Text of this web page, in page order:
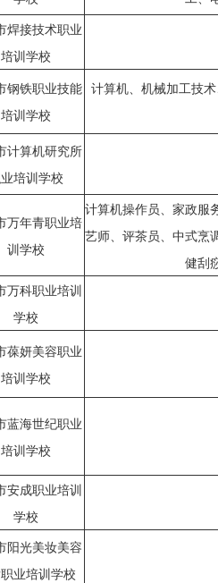
焊接技术职业
培训学校
钢铁职业技能
培训学校
计算机、机械加工技
计算机研究所
培训学校
万年青职业培
训学校
计算机操作员、家政服
艺师、评茶员、中式烹
健刮
万科职业培训
学校
葆妍美容职业
培训学校
蓝海世纪职业
培训学校
安成职业培训
学校
阳光美妆美容
业培训学校